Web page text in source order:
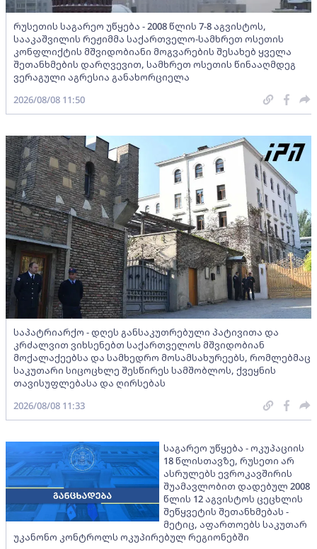
რუსეთის საგარეო უწყება - 2008 წლის 7-8 აგვისტოს,
სააკაშვილის რეჟიმმა საქართველო-სამხრეთ ოსეთის
კონფლიქტის მშვიდობიანი მოგვარების შესახებ ყველა
შეთანხმების დარღვევით, სამხრეთ ოსეთის წინააღმდეგ
ვერაგული აგრესია განახორციელა
2026/08/08 11:50
საპატრიარქო - დღეს განსაკუთრებული პატივითა და
კრძალვით ვიხსენებთ საქართველოს მშვიდობიან
მოქალაქეებსა და სამხედრო მოსამსახურეებს, რომლებმაც
საკუთარი სიცოცხლე შესწირეს სამშობლოს, ქვეყნის
თავისუფლებასა და ღირსებას
2026/08/08 11:33
საგარეო უწყება - ოკუპაციის
18 წლისთავზე, რუსეთი არ
ასრულებს ევროკავშირის
შუამავლობით დადებულ 2008
წლის 12 აგვისტოს ცეცხლის
შეწყვეტის შეთანხმებას -
მეტიც, აფართოებს საკუთარ
უკანონო კონტროლს ოკუპირებულ რეგიონებში